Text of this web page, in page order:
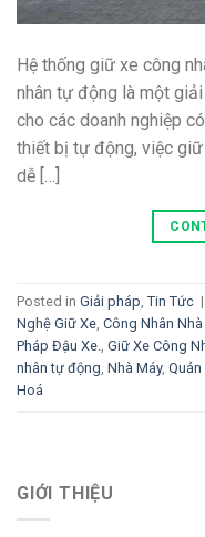
Hệ thống giữ xe công
nhân tự động là một
cho các doanh nghiệp
thiết bị tự động, việc
dễ […]
Posted in Giải pháp, Tin Tức |
Nghệ Giữ Xe, Công Nhân Nhà
Pháp Đậu Xe., Giữ Xe Công
nhân tự động, Nhà Máy, Quản
Hoá
GIỚI THIỆU